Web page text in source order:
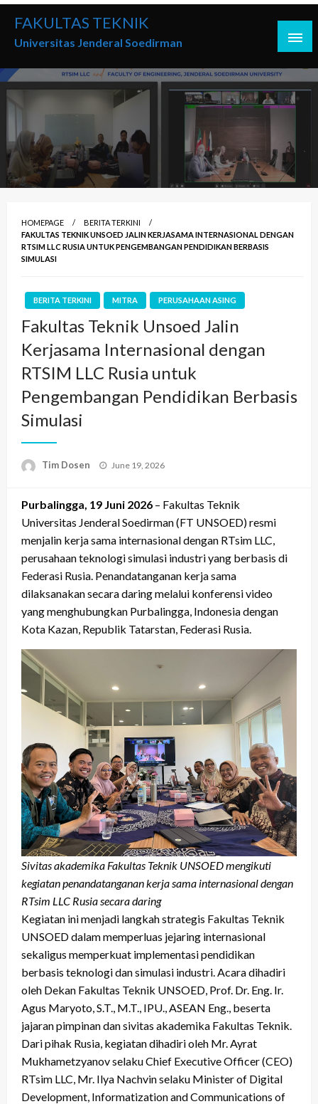
Skip
content
FAKULTAS TEKNIK
Universitas Jenderal Soedirman
HOMEPAGE
BERITA TERKINI
FAKULTAS TEKNIK UNSOED JALIN KERJASAMA INTERNASIONAL DENGAN
RTSIM LLC RUSIA UNTUK PENGEMBANGAN PENDIDIKAN BERBASIS
SIMULASI
BERITA TERKINI MITRA PERUSAHAAN ASING
Fakultas Teknik Unsoed Jalin
Kerjasama Internasional dengan
RTSIM LLC Rusia untuk
Pengembangan Pendidikan Berbasis
Simulasi
Tim Dosen
Posted
June 19, 2026
Purbalingga, 19 Juni 2026 – Fakultas Teknik
Universitas Jenderal Soedirman (FT UNSOED) resmi
menjalin kerja sama internasional dengan RTsim LLC,
perusahaan teknologi simulasi industri yang berbasis di
Federasi Rusia. Penandatanganan kerja sama
dilaksanakan secara daring melalui konferensi video
yang menghubungkan Purbalingga, Indonesia dengan
Kota Kazan, Republik Tatarstan, Federasi Rusia.
Sivitas akademika Fakultas Teknik UNSOED mengikuti
kegiatan penandatanganan kerja sama internasional dengan
RTsim LLC Rusia secara daring
Kegiatan ini menjadi langkah strategis Fakultas Teknik
UNSOED dalam memperluas jejaring internasional
sekaligus memperkuat implementasi pendidikan
berbasis teknologi dan simulasi industri. Acara dihadiri
oleh Dekan Fakultas Teknik UNSOED, Prof. Dr. Eng. Ir.
Agus Maryoto, S.T., M.T., IPU., ASEAN Eng., beserta
jajaran pimpinan dan sivitas akademika Fakultas Teknik.
Dari pihak Rusia, kegiatan dihadiri oleh Mr. Ayrat
Mukhametzyanov selaku Chief Executive Officer (CEO)
RTsim LLC, Mr. Ilya Nachvin selaku Minister of Digital
Development, Informatization and Communications of